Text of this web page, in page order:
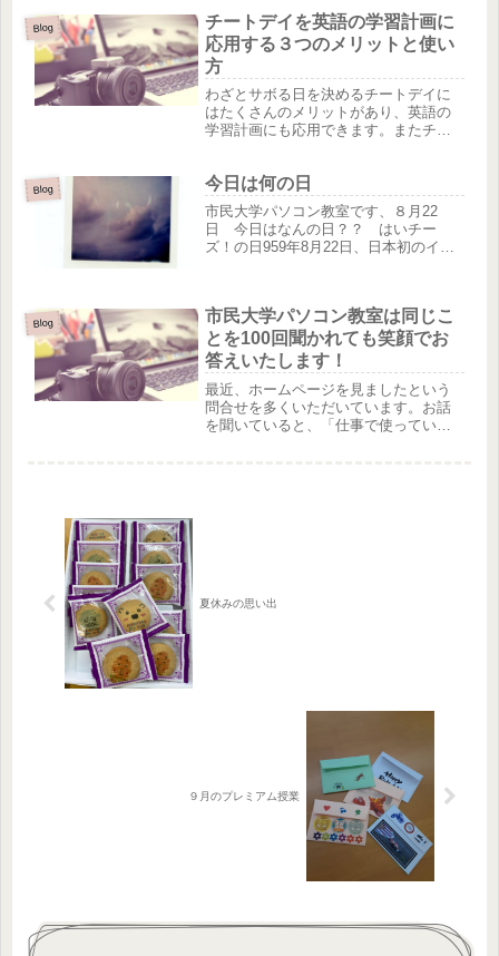
成分も含まれています。 テアニン自体
がカフェインと同じように集中力ア...
Blog
チートデイを英語の学習計画に
応用する３つのメリットと使い
方
わざとサボる日を決めるチートデイに
はたくさんのメリットがあり、英語の
学習計画にも応用できます。またチー
失敗しないように活用しましょう。完
璧にうまくいく英語の学習計画を立て
よ...
Blog 今日は何の日
市民大学パソコン教室です、８月22
日 今日はなんの日？？ はいチー
ズ！の日959年8月22日、日本初のイン
ズ！」と音が鳴ることから、この日を...
Blog
市民大学パソコン教室は同じこ
とを100回聞かれても笑顔でお
答えいたします！
最近、ホームページを見ましたという
問合せを多くいただいています。お話
を聞いていると、「仕事で使っていた
夏休みの思い出
９月のプレミアム授業